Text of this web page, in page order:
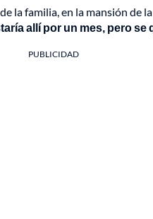
la familia, en la mansión de
allí por un mes, pero se
PUBLICIDAD